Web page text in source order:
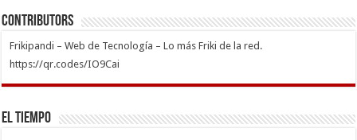
Contributors
Frikipandi – Web de Tecnología – Lo más Friki de la red.
https://qr.codes/IO9Cai
El Tiempo